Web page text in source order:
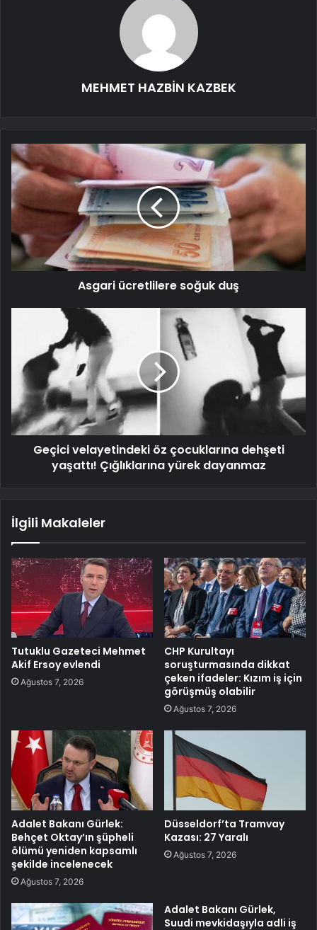
MEHMET HAZBİN KAZBEK
Asgari ücretlilere soğuk duş
Geçici velayetindeki öz çocuklarına dehşeti
yaşattı! Çığlıklarına yürek dayanmaz
İlgili Makaleler
Tutuklu Gazeteci Mehmet
Akif Ersoy evlendi
Ağustos 7, 2026
CHP Kurultayı
soruşturmasında dikkat
çeken ifadeler: Kızım iş için
görüşmüş olabilir
Ağustos 7, 2026
Adalet Bakanı Gürlek:
Behçet Oktay’ın şüpheli
ölümü yeniden kapsamlı
şekilde incelenecek
Ağustos 7, 2026
Düsseldorf’ta Tramvay
Kazası: 27 Yaralı
Ağustos 7, 2026
Adalet Bakanı Gürlek,
Suudi mevkidaşıyla adli iş